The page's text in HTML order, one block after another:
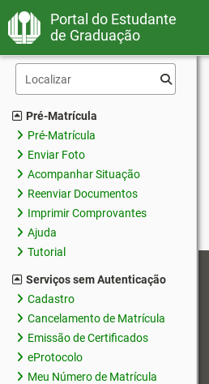
Portal do Estudante
de Graduação
Pré-Matrícula
Pré-Matrícula
Enviar Foto
Acompanhar Situação
Reenviar Documentos
Imprimir Comprovantes
Ajuda
Tutorial
Serviços sem Autenticação
Cadastro
Cancelamento de Matrícula
Emissão de Certificados
eProtocolo
Meu Número de Matrícula